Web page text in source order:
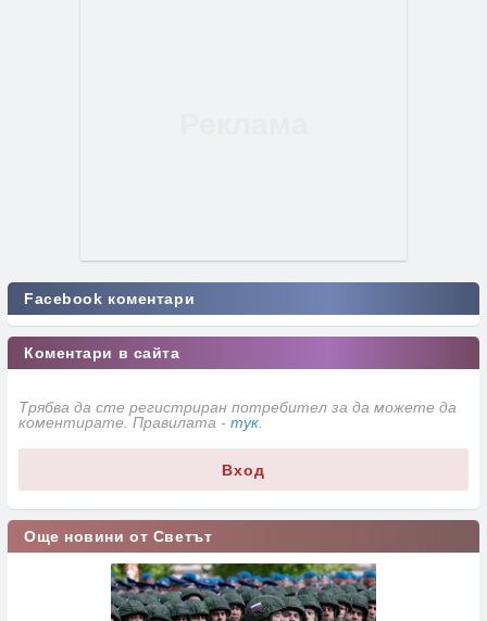
Facebook коментари
Коментари в сайта
Трябва да сте регистриран потребител за да можете да
коментирате. Правилата - тук
Вход
Още новини от Светът